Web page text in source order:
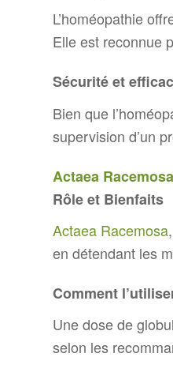
L’homéopathie
Elle est reconnue
Sécurité et
Bien que
supervision d’un
Actaea
Rôle et Bienfaits
Actaea Racemosa
en détendant les
Comment
Une dose de
selon les